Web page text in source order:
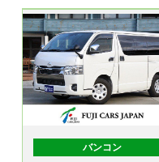
バンコン